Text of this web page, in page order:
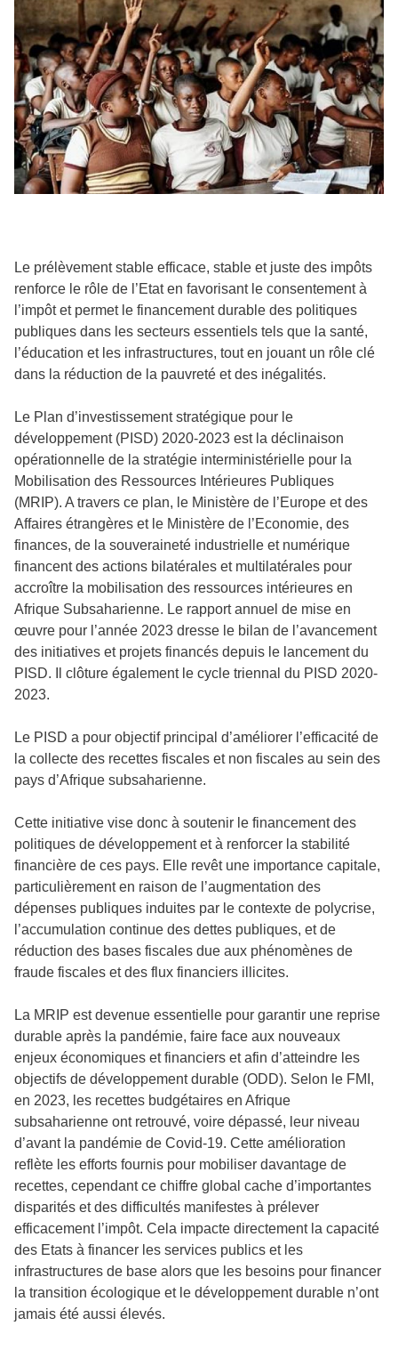
Le prélèvement stable efficace, stable et juste des impôts
renforce le rôle de l’Etat en favorisant le consentement à
l’impôt et permet le financement durable des politiques
publiques dans les secteurs essentiels tels que la santé,
l’éducation et les infrastructures, tout en jouant un rôle clé
dans la réduction de la pauvreté et des inégalités.
Le Plan d’investissement stratégique pour le
développement (PISD) 2020-2023 est la déclinaison
opérationnelle de la stratégie interministérielle pour la
Mobilisation des Ressources Intérieures Publiques
(MRIP). A travers ce plan, le Ministère de l’Europe et des
Affaires étrangères et le Ministère de l’Economie, des
finances, de la souveraineté industrielle et numérique
financent des actions bilatérales et multilatérales pour
accroître la mobilisation des ressources intérieures en
Afrique Subsaharienne. Le rapport annuel de mise en
œuvre pour l’année 2023 dresse le bilan de l’avancement
des initiatives et projets financés depuis le lancement du
PISD. Il clôture également le cycle triennal du PISD 2020-
2023.
Le PISD a pour objectif principal d’améliorer l’efficacité de
la collecte des recettes fiscales et non fiscales au sein des
pays d’Afrique subsaharienne.
Cette initiative vise donc à soutenir le financement des
politiques de développement et à renforcer la stabilité
financière de ces pays. Elle revêt une importance capitale,
particulièrement en raison de l’augmentation des
dépenses publiques induites par le contexte de polycrise,
l’accumulation continue des dettes publiques, et de
réduction des bases fiscales due aux phénomènes de
fraude fiscales et des flux financiers illicites.
La MRIP est devenue essentielle pour garantir une reprise
durable après la pandémie, faire face aux nouveaux
enjeux économiques et financiers et afin d’atteindre les
objectifs de développement durable (ODD). Selon le FMI,
en 2023, les recettes budgétaires en Afrique
subsaharienne ont retrouvé, voire dépassé, leur niveau
d’avant la pandémie de Covid-19. Cette amélioration
reflète les efforts fournis pour mobiliser davantage de
recettes, cependant ce chiffre global cache d’importantes
disparités et des difficultés manifestes à prélever
efficacement l’impôt. Cela impacte directement la capacité
des Etats à financer les services publics et les
infrastructures de base alors que les besoins pour financer
la transition écologique et le développement durable n’ont
jamais été aussi élevés.